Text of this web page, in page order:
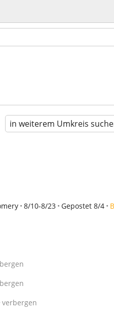
in weiterem Umkreis
8/10-8/23 Gepostet 8/4
verbergen